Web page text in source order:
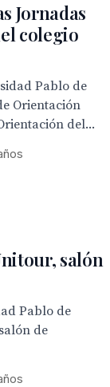
Jornadas
colegio
Pablo de
Orientación
del...
salón
Pablo de
de